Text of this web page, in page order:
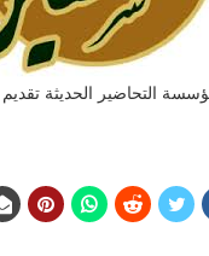
التحاضير الحديثة تقديم